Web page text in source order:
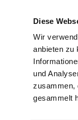
Diese
Wir
anbieten zu
und
zusammen,
gesammelt